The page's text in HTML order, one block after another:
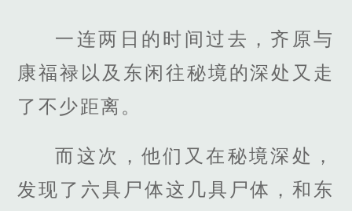
一连两日的时间过去，齐原与
康福禄以及东闲往秘境的深处又走
了不少距离。
而这次，他们又在秘境深处，
发现了六具尸体这几具尸体，和东